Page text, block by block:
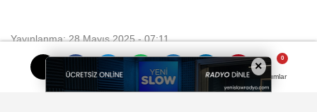
Yorumlar
Yayınlanma: 28 Mayıs 2025 - 07:11
VARİS AKCİĞERDE PIHTIYA
NEDEN OLABİLİR
Yorumlar
×